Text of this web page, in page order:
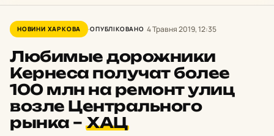
до
контенту
НОВИНИ ХАРКОВА ОПУБЛІКОВАНО 4 Травня 2019, 12:35
Любимые дорожники
Кернеса получат более
100 млн на ремонт улиц
возле Центрального
рынка –ХАЦ